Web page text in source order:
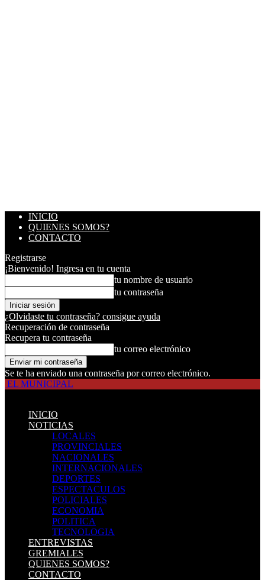
INICIO
QUIENES SOMOS?
CONTACTO
Registrarse
¡Bienvenido! Ingresa en tu cuenta
tu nombre de usuario
tu contraseña
¿Olvidaste tu contraseña? consigue ayuda
Recuperación de contraseña
Recupera tu contraseña
tu correo electrónico
Se te ha enviado una contraseña por correo electrónico.
EL MUNICIPAL
INICIO
NOTICIAS
LOCALES
PROVINCIALES
NACIONALES
INTERNACIONALES
DEPORTES
ESPECTACULOS
POLICIALES
ECONOMIA
POLITICA
TECNOLOGIA
ENTREVISTAS
GREMIALES
QUIENES SOMOS?
CONTACTO